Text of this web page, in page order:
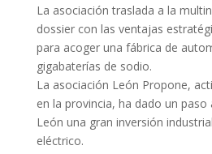
La asociación traslada a la
dossier con las ventajas
para acoger una fábrica de
gigabaterías de sodio.
La asociación León Propone,
en la provincia, ha dado un
León una gran inversión
eléctrico.